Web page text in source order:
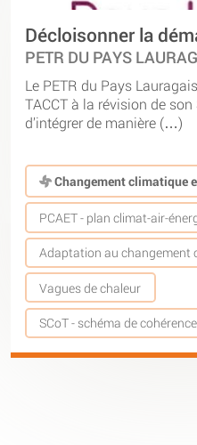
Décloisonner la
PETR DU PAYS
Le PETR du Pays
TACCT à la révision de
d’intégrer de manière (…)
Changement climatique
PCAET - plan climat-air-
Adaptation au changement
Vagues de chaleur
SCoT - schéma de